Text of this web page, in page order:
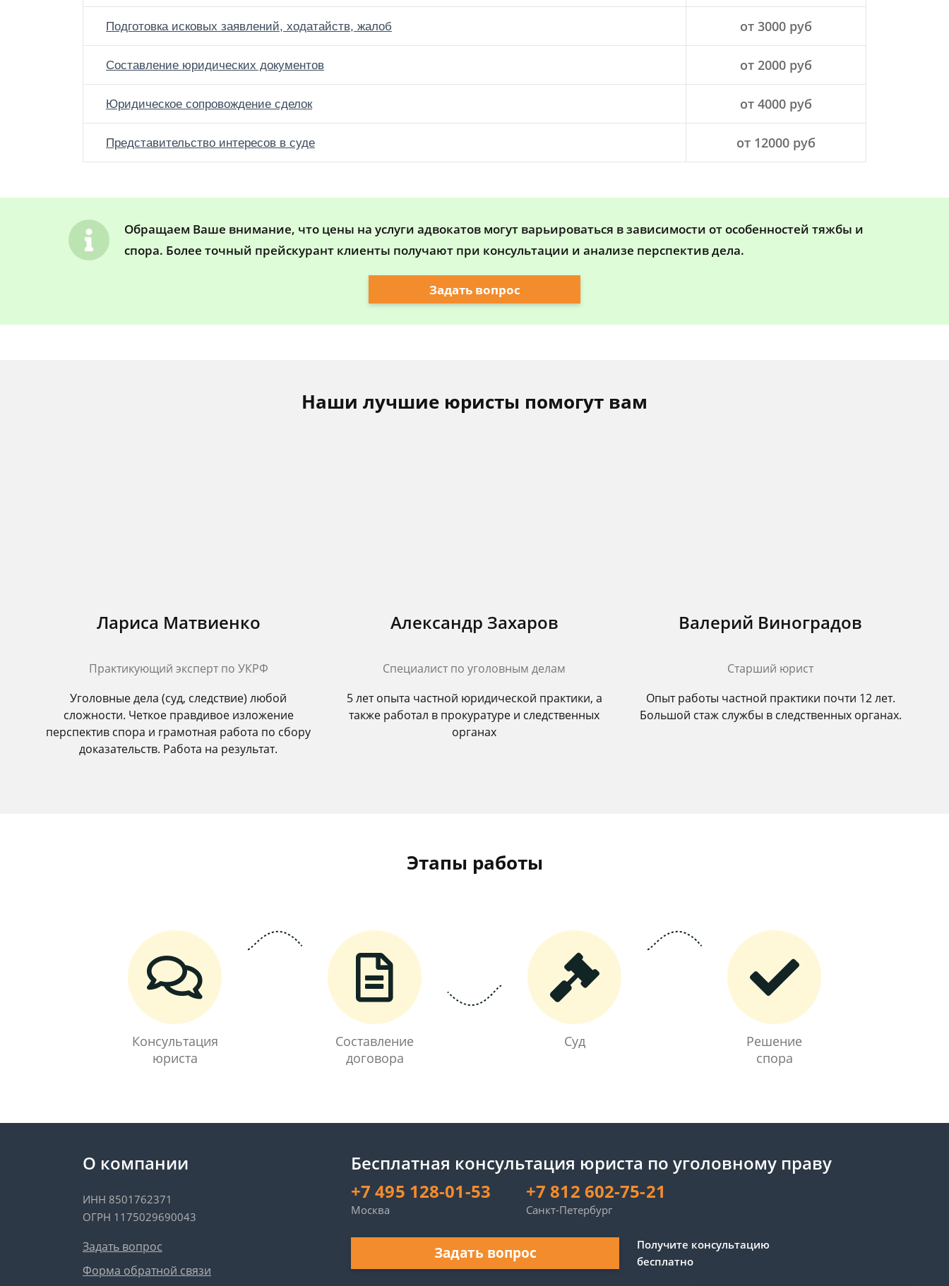
Подготовка исковых заявлений, ходатайств, жалоб от 3000 руб
Составление юридических документов от 2000 руб
Юридическое сопровождение сделок от 4000 руб
Представительство интересов в суде от 12000 руб
Обращаем Ваше внимание, что цены на услуги адвокатов могут варьироваться в зависимости от особенностей тяжбы и
спора. Более точный прейскурант клиенты получают при консультации и анализе перспектив дела.
Задать вопрос
Наши лучшие юристы помогут вам
Лариса Матвиенко
Практикующий эксперт по УКРФ
Уголовные дела (суд, следствие) любой
сложности. Четкое правдивое изложение
перспектив спора и грамотная работа по сбору
доказательств. Работа на результат.
Александр Захаров
Специалист по уголовным делам
5 лет опыта частной юридической практики, а
также работал в прокуратуре и следственных
органах
Валерий Виноградов
Старший юрист
Опыт работы частной практики почти 12 лет.
Большой стаж службы в следственных органах.
Этапы работы
Консультация
юриста
Составление
договора
Суд
Решение
спора
О компании
ИНН 8501762371
ОГРН 1175029690043
Задать вопрос
Форма обратной связи
Бесплатная консультация юриста по уголовному праву
+7 495 128-01-53
Москва
+7 812 602-75-21
Санкт-Петербург
Задать вопрос
Получите консультацию
бесплатно